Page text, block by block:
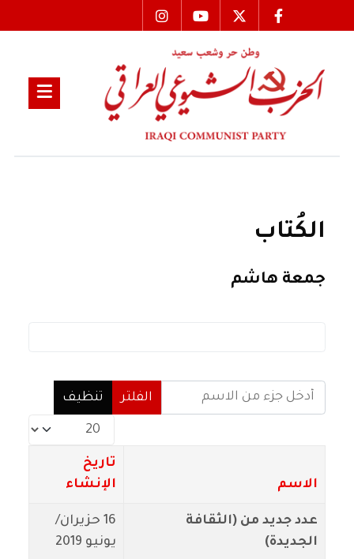
الكُتاب
جمعة هاشم
أدخل جزء من الاسم
الفلتر
تنظيف
عدد الإظهارات:
الاسم
تاريخ
الإنشاء
عدد جديد من (الثقافة
الجديدة)
16 حزيران/
يونيو 2019